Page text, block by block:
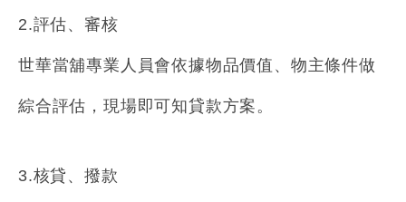
2.評估、審核
世華當舖專業人員會依據物品價值、物主條件做
綜合評估，現場即可知貸款方案。
3.核貸、撥款